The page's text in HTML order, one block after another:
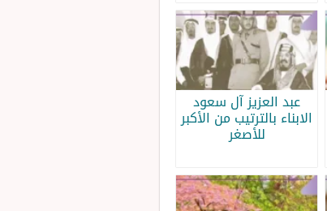
عبد العزيز آل سعود
الابناء بالترتيب من الأكبر
للأصغر